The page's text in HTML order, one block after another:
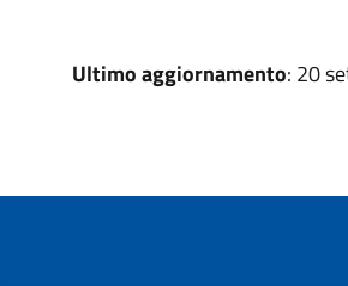
Ultimo aggiornamento: 20